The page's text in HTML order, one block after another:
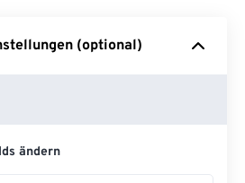
(optional)
ändern